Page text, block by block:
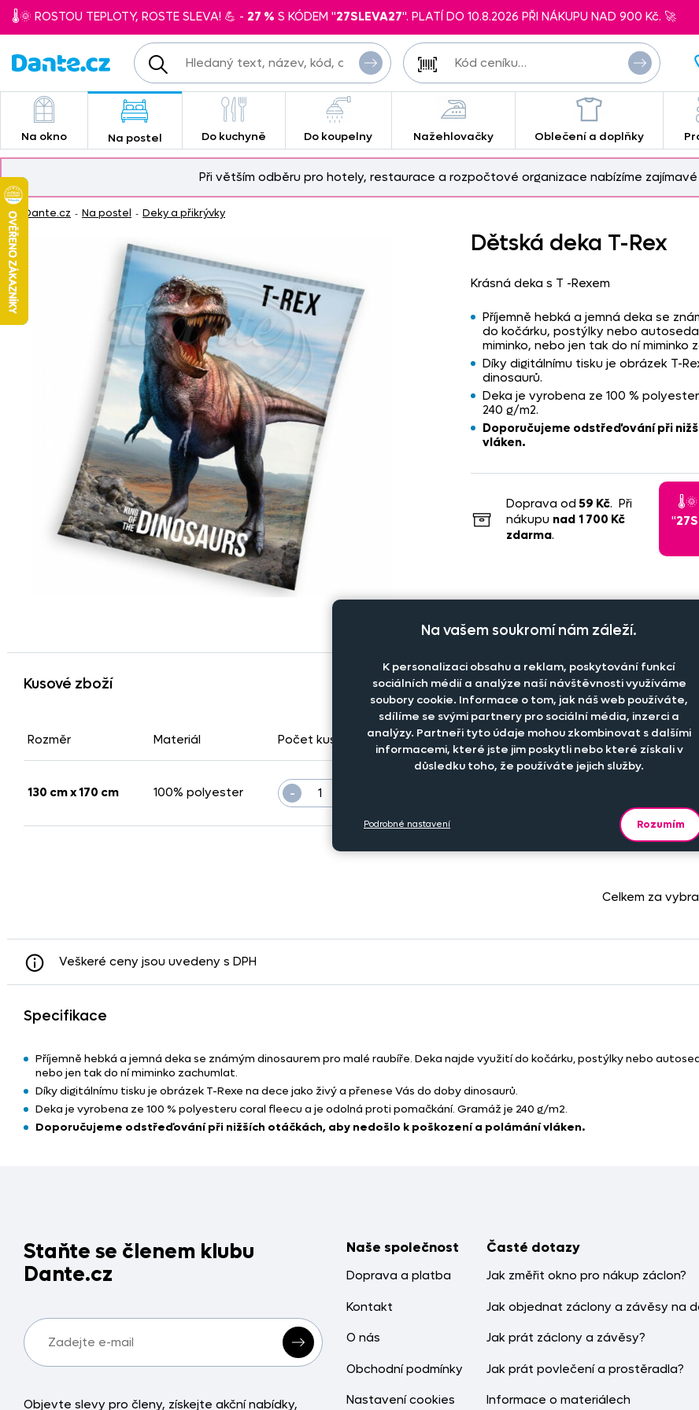
🌡️🌞 ROSTOU TEPLOTY, ROSTE SLEVA! 💪 - 27 % S KÓDEM "27SLEVA27". PLATÍ DO 10.8.2026 PŘI NÁKUPU NAD 900 Kč. 🚀
Na okno Na postel Do kuchyně Do koupelny Nažehlovačky Oblečení a doplňky
Při větším odběru pro hotely, restaurace a rozpočtové organizace nabízíme
Dante.cz - Na postel - Deky a přikrývky
Dětská deka T-Rex
Krásná deka s T -Rexem
Příjemně hebká a jemná deka se
do kočárku, postýlky nebo
miminko, nebo jen tak do ní miminko
Díky digitálnímu tisku je obrázek T-
dinosaurů.
Deka je vyrobena ze 100 %
240 g/m2.
Doporučujeme odstřeďování při
vláken.
Doprava od 59 Kč. Při
nákupu nad 1 700 Kč
zdarma.
"
Kusové zboží
Rozměr Materiál Počet kusů Cena na prodejně Cena na
130 cm x 170 cm 100% polyester -
Celkem za
Veškeré ceny jsou uvedeny s DPH
Specifikace
Příjemně hebká a jemná deka se známým dinosaurem pro malé raubíře. Deka najde využití do kočárku, postýlky nebo
nebo jen tak do ní miminko zachumlat.
Díky digitálnímu tisku je obrázek T-Rexe na dece jako živý a přenese Vás do doby dinosaurů.
Deka je vyrobena ze 100 % polyesteru coral fleecu a je odolná proti pomačkání. Gramáž je 240 g/m2.
Doporučujeme odstřeďování při nižších otáčkách, aby nedošlo k poškození a polámání vláken.
Staňte se členem klubu
Dante.cz
Objevte slevy pro členy, získejte akční nabídky,
Naše společnost
Doprava a platba
Kontakt
O nás
Obchodní podmínky
Nastavení cookies
Časté dotazy
Jak změřit okno pro nákup záclon?
Jak objednat záclony a závěsy na
Jak prát záclony a závěsy?
Jak prát povlečení a prostěradla?
Informace o materiálech
Na vašem soukromí nám záleží.
K personalizaci obsahu a reklam, poskytování funkcí
sociálních médií a analýze naší návštěvnosti využíváme
soubory cookie. Informace o tom, jak náš web používáte,
sdílíme se svými partnery pro sociální média, inzerci a
analýzy. Partneři tyto údaje mohou zkombinovat s dalšími
informacemi, které jste jim poskytli nebo které získali v
důsledku toho, že používáte jejich služby.
Rozumím
Podrobné nastavení